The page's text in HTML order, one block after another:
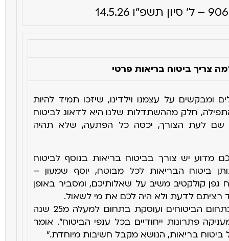
צריך ביטוח בריאות פרטי
ומבקשים על עצמנו וילדינו, שיזכו תמיד להיות
, חלק מההשתדלות שלנו היא לדאוג לביטוח
שם לעת הצורך, יכסה כל הפתעה, שלא תהיה
יש צורך בביטוח בריאות בנוסף לביטוח
ביטוח הבריאות לכל מבוטח, יוסף שמעון –
גפן קולקטיב משיב על שאלותיכם, ומסביר באופן
לדעת ולא היה לכם את מי לשאול.
גפן קולקטיב מובילה בתחום הביטוחים ועוסקת בתחום למעלה מ25 שנה
פתרונות ייחודיים בכל ענפי הביטוח". אומר
בריאות, הנושא מקבל חשיבות מיוחדת".